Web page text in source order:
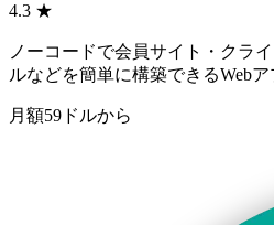
4.3 ★
ノーコードで会員サイト・クラ
ルなどを簡単に構築できるWeb
月額59ドルから